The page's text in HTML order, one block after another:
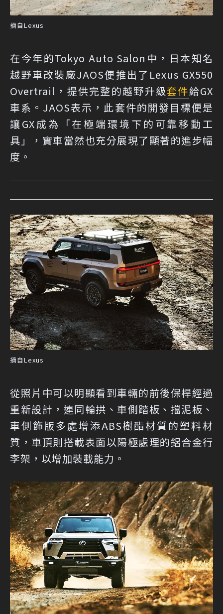
摘自Lexus
在今年的Tokyo Auto Salon中，日本知名
越野車改裝廠JAOS便推出了Lexus GX550
Overtrail，提供完整的越野升級套件給GX
車系。JAOS表示，此套件的開發目標便是
讓GX成為「在極端環境下的可靠移動工
具」，實車當然也充分展現了顯著的進步幅
度。
摘自Lexus
從照片中可以明顯看到車輛的前後保桿經過
重新設計，連同輪拱、車側踏板、擋泥板、
車側飾版多處增添ABS樹酯材質的塑料材
質，車頂則搭載表面以陽極處理的鋁合金行
李架，以增加裝載能力。